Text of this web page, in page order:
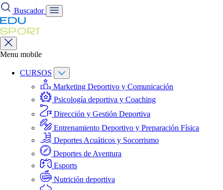
Buscador
Menu mobile
CURSOS
Marketing Deportivo y Comunicación
Psicología deportiva y Coaching
Dirección y Gestión Deportiva
Entrenamiento Deportivo y Preparación Física
Deportes Acuáticos y Socorrismo
Deportes de Aventura
Esports
Nutrición deportiva